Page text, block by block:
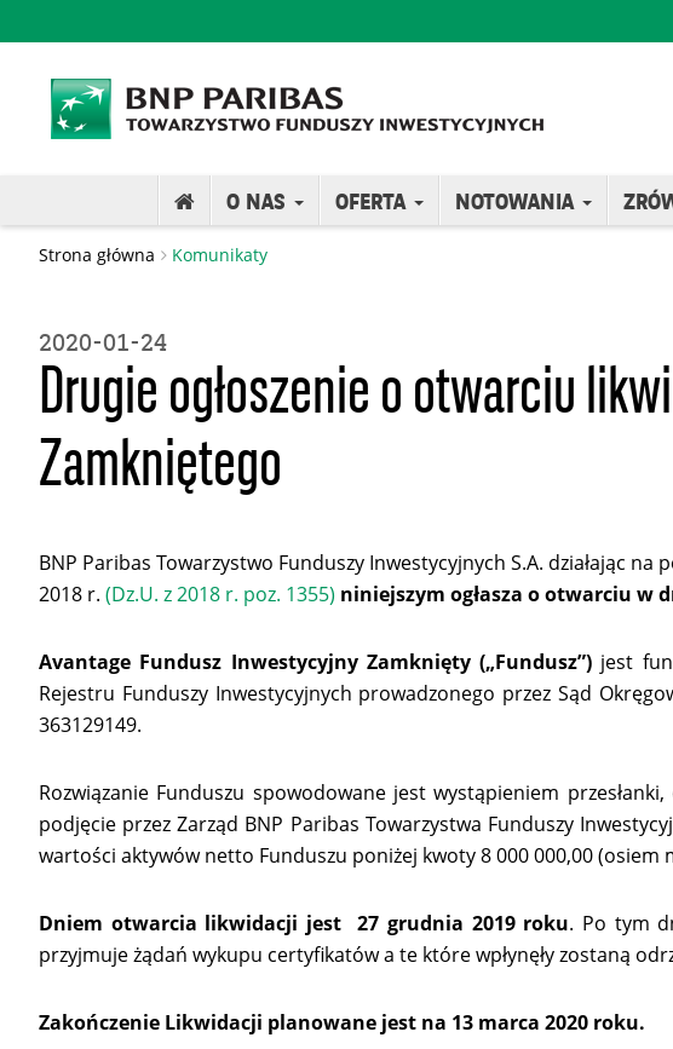
O NAS OFERTA NOTOWANIA
Strona główna Komunikaty
2020-01-24
Drugie ogłoszenie o otwarciu
Zamkniętego
BNP Paribas Towarzystwo Funduszy Inwestycyjnych S.A. działając
2018 r. (Dz.U. z 2018 r. poz. 1355) niniejszym ogłasza o otwarciu w
Avantage Fundusz Inwestycyjny Zamknięty („Fundusz”) jest
Rejestru Funduszy Inwestycyjnych prowadzonego przez Sąd
363129149.
Rozwiązanie Funduszu spowodowane jest wystąpieniem
podjęcie przez Zarząd BNP Paribas Towarzystwa Funduszy
wartości aktywów netto Funduszu poniżej kwoty 8 000 000,00 (osiem
Dniem otwarcia likwidacji jest 27 grudnia 2019 roku. Po tym
przyjmuje żądań wykupu certyfikatów a te które wpłynęły zostaną
Zakończenie Likwidacji planowane jest na 13 marca 2020 roku.